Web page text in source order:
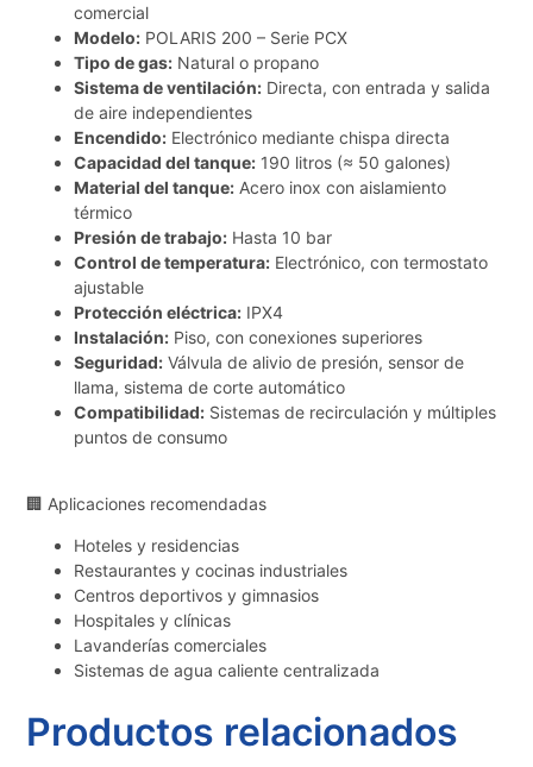
comercial
Modelo: POLARIS 200 – Serie PCX
Tipo de gas: Natural o propano
Sistema de ventilación: Directa, con entrada y salida
de aire independientes
Encendido: Electrónico mediante chispa directa
Capacidad del tanque: 190 litros (≈ 50 galones)
Material del tanque: Acero inox con aislamiento
térmico
Presión de trabajo: Hasta 10 bar
Control de temperatura: Electrónico, con termostato
ajustable
Protección eléctrica: IPX4
Instalación: Piso, con conexiones superiores
Seguridad: Válvula de alivio de presión, sensor de
llama, sistema de corte automático
Compatibilidad: Sistemas de recirculación y múltiples
puntos de consumo
🏢 Aplicaciones recomendadas
Hoteles y residencias
Restaurantes y cocinas industriales
Centros deportivos y gimnasios
Hospitales y clínicas
Lavanderías comerciales
Sistemas de agua caliente centralizada
Productos relacionados